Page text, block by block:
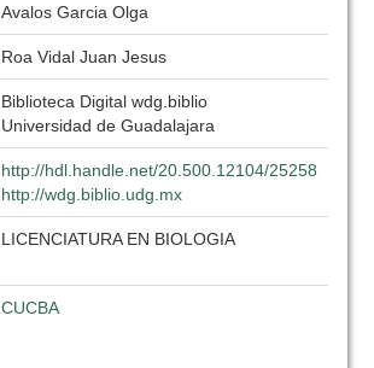
Avalos Garcia Olga
Roa Vidal Juan Jesus
Biblioteca Digital wdg.biblio
Universidad de Guadalajara
http://hdl.handle.net/20.500.12104/25258
http://wdg.biblio.udg.mx
LICENCIATURA EN BIOLOGIA
CUCBA